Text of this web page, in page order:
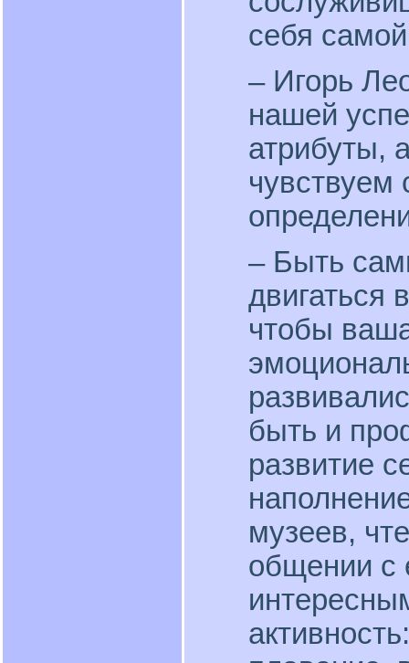
себя
– Игорь
нашей
атрибуты,
– Быть
двигаться
чтобы
быть и
развитие
музеев,
общении с